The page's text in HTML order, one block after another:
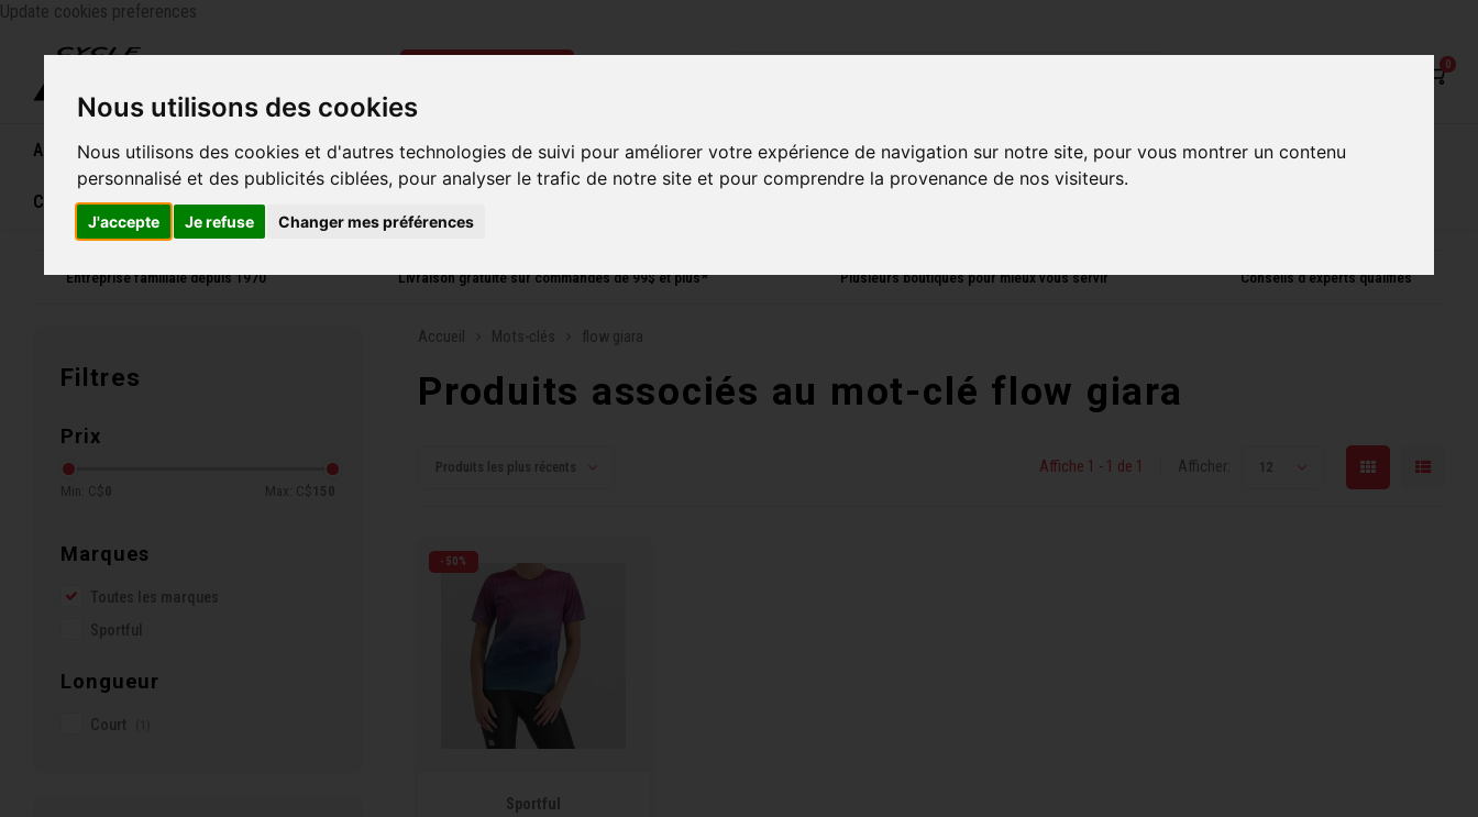
Nous utilisons des cookies
Nous utilisons des cookies et d'autres technologies de suivi pour améliorer votre expérience de navigation sur notre site, pour vous montrer un contenu
personnalisé et des publicités ciblées, pour analyser le trafic de notre site et pour comprendre la provenance de nos visiteurs.
J'accepte Je refuse Changer mes préférences
Update cookies preferences
0
Accueil Vélos Souliers Casques Femme Homme Accessoires Composantes Liquidation Nos Services Nos boutiques
Carte cadeau
Entreprise familiale depuis 1970 Livraison gratuite sur commandes de 99$ et plus* Plusieurs boutiques pour mieux vous servir Conseils d'experts qualifiés
Filtres
Prix
Min: C$ 0 Max: C$ 150
Marques
Toutes les marques
Sportful
Longueur
Court
Accueil Mots-clés flow giara
Produits associés au mot-clé flow giara
Produits les plus récents Affiche 1 - 1 de 1 Afficher: 12
-50%
Sportful